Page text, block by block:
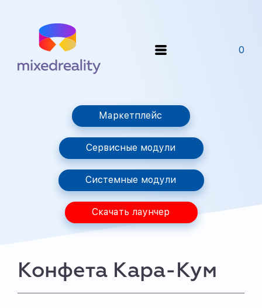
0
Маркетплейс
Сервисные модули
Системные модули
Скачать лаунчер
Конфета Кара-Кум